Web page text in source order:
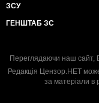
ЗСУ
ГЕНШТАБ ЗС
Переглядаючи наш сайт,
Редакція Цензор.НЕТ може
за матеріали в